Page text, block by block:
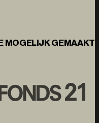
MOGELIJK GEMAAKT